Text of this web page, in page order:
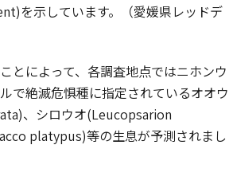
を示しています。（愛媛県レッドデ
とによって、各調査地点ではニホンウ
で絶滅危惧種に指定されているオオウ
)、シロウオ(Leucopsarion
platypus)等の生息が予測されまし